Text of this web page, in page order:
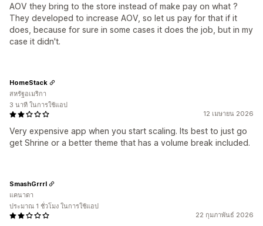
AOV they bring to the store instead of make pay on what ?
They developed to increase AOV, so let us pay for that if it
does, because for sure in some cases it does the job, but in my
case it didn't.
12 เมษายน 2026
Very expensive app when you start scaling. Its best to just go
get Shrine or a better theme that has a volume break included.
HomeStack
สหรัฐอเมริกา
3 นาที ในการใช้แอป
22 กุมภาพันธ์ 2026
SmashGrrrl
แคนาดา
ประมาณ 1 ชั่วโมง ในการใช้แอป